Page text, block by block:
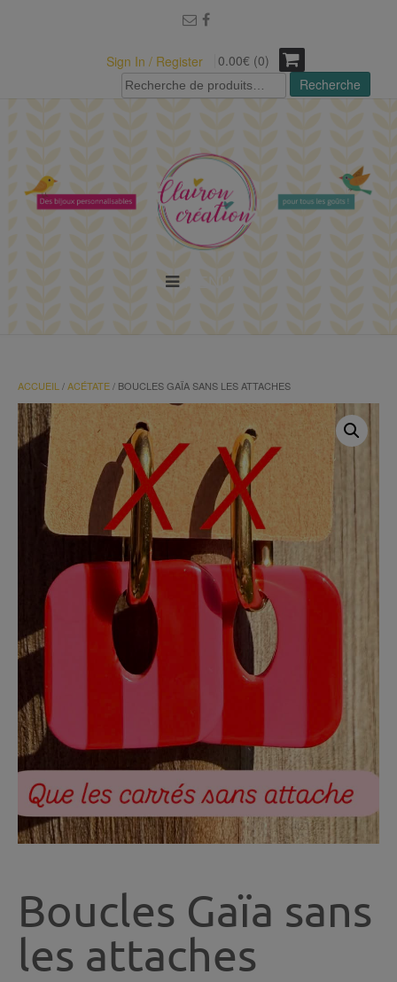
Sign In / Register
0.00€ (0)
Recherche
pour :
Recherche
ACCUEIL /ACÉTATE/ BOUCLES GAÏA SANS LES ATTACHES
Boucles Gaïa sans
les attaches